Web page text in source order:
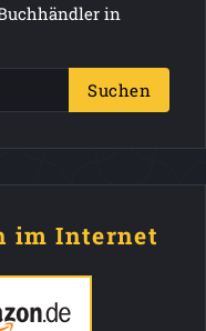
in
Suchen
im Internet